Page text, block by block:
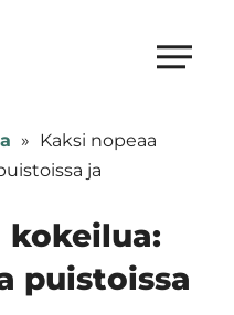
» Kaksi nopeaa
ja
kokeilua:
puistoissa